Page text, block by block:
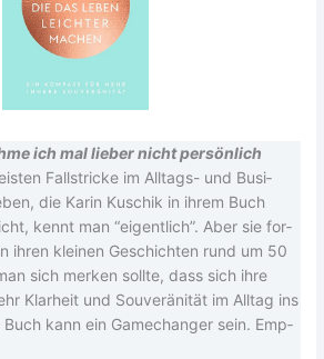
ich mal lie­ber nicht per­sön­lich
Fall­stri­cke im All­tags- und Busi­
die Karin Kuschik in ihrem Buch
kennt man “eigent­lich”. Aber sie for­
ihren klei­nen Geschich­ten rund um 50
sich mer­ken soll­te, dass sich ihre
Klar­heit und Sou­ve­rä­ni­tät im All­tag ins
Buch kann ein Game­ch­an­ger sein. Emp­